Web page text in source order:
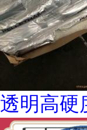
透明高硬